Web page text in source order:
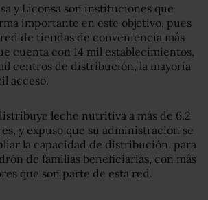
y Liconsa son instituciones que
importante en este objetivo, pues
de tiendas de conveniencia más
cuenta con 14 mil establecimientos,
centros de distribución, la mayoría
acceso.
leche nutritiva a más de 6.2
y expuso que su administración se
la capacidad de distribución, para
de familias beneficiarias, con más
que son parte de esta red.